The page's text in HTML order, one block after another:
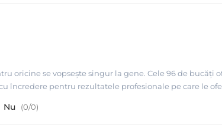
oricine se vopsește singur la gene. Cele 96 de
încredere pentru rezultatele profesionale pe care le
Nu (0/0)